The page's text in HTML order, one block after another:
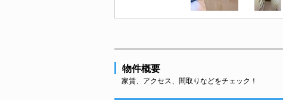
物件概要
家賃、アクセス、間取りなどをチェック！